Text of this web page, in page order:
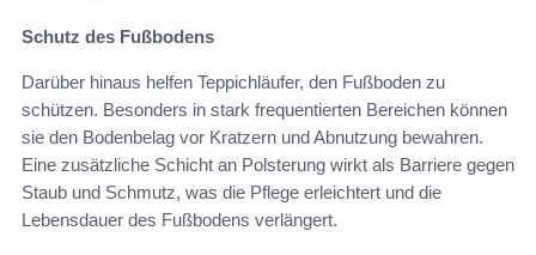
Schutz des Fußbodens
Darüber hinaus helfen Teppichläufer, den Fußboden zu
schützen. Besonders in stark frequentierten Bereichen können
sie den Bodenbelag vor Kratzern und Abnutzung bewahren.
Eine zusätzliche Schicht an Polsterung wirkt als Barriere gegen
Staub und Schmutz, was die Pflege erleichtert und die
Lebensdauer des Fußbodens verlängert.